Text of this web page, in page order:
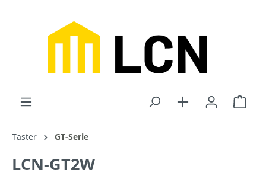
Taster GT-Serie
LCN-GT2W